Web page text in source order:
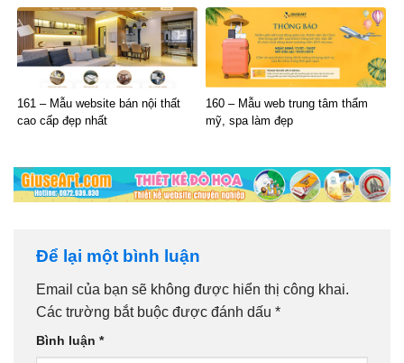
161 – Mẫu website bán nội thất
cao cấp đẹp nhất
160 – Mẫu web trung tâm thẩm
mỹ, spa làm đẹp
Để lại một bình luận
Email của bạn sẽ không được hiển thị công khai.
Các trường bắt buộc được đánh dấu *
Bình luận *